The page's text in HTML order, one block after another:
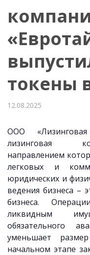
токены
12.08.2025
ООО
лизинговая
направлением
легковых и
юридических и
ведения бизнеса –
бизнеса.
ликвидным
обязательного
уменьшает
начальном этапе